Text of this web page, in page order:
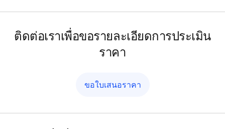
ติดต่อเราเพื่อขอรายละเอียดการประเมิน
ราคา
ขอใบเสนอราคา